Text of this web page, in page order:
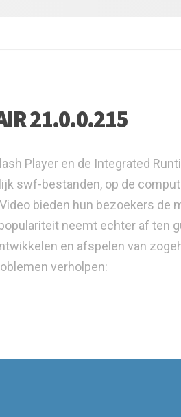
21.0.0.215
Player en de Integrated
swf-bestanden, op de
bieden hun bezoekers de
neemt echter af ten
en afspelen van
verholpen: